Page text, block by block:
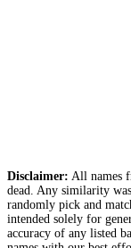
Disclaimer: All names
dead. Any similarity
randomly pick and
intended solely for
accuracy of any listed